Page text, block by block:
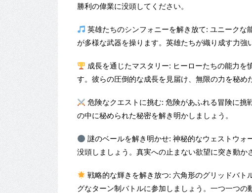
勝利の偉業に没頭してください。
英雄たちのシンフォニーを解き放て: ユニーク
が多様な武器を操ります。英雄たちが織り成す力強
成長を通じたマスタリー: ヒーローたちの能力を
す。彼らの圧倒的な成長を見届け、無限の力を秘め
危険なクエストに挑む: 危険があふれる冒険に挑
の中に秘められた秘密を解き明かしましょう。
謎のベールを解き明かせ: 神秘的なウェストウォ
没頭しましょう。真実への止まない欲望に突き動か
戦略的な輝きを解き放つ: 六角形のグリッドバ
グなターン制バトルに参加しましょう。一つ一つ